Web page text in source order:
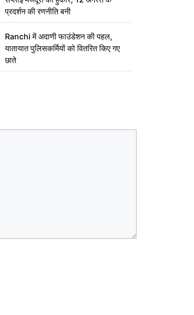
प्रदर्शन की रणनीति बनी
Ranchi में अदाणी फाउंडेशन की पहल,
यातायात पुलिसकर्मियों को वितरित किए गए
छाते